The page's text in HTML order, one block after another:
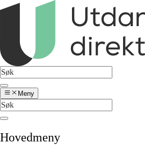
Meny
Hovedmeny